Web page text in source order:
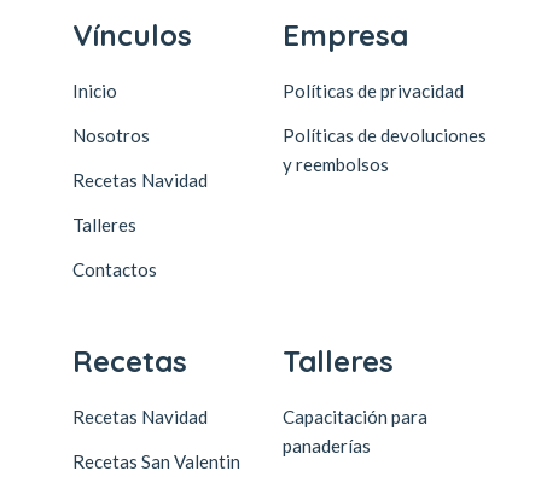
Vínculos
Inicio
Nosotros
Recetas Navidad
Talleres
Contactos
Empresa
Políticas de privacidad
Políticas de devoluciones
y reembolsos
Recetas
Recetas Navidad
Recetas San Valentin
Talleres
Capacitación para
panaderías